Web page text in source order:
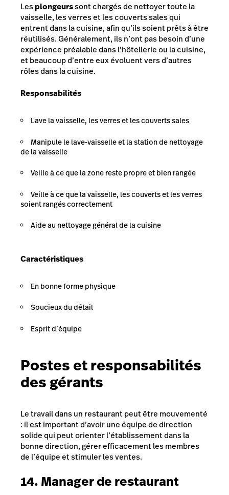
Lesplongeurssont chargés de nettoyer toute la
vaisselle, les verres et les couverts sales qui
entrent dans la cuisine, afin qu’ils soient prêts à être
réutilisés. Généralement, ils n’ont pas besoin d’une
expérience préalable dans l’hôtellerie ou la cuisine,
et beaucoup d’entre eux évoluent vers d’autres
rôles dans la cuisine.
Responsabilités
Lave la vaisselle, les verres et les couverts sales
Manipule le lave-vaisselle et la station de nettoyage
de la vaisselle
Veille à ce que la zone reste propre et bien rangée
Veille à ce que la vaisselle, les couverts et les verres
soient rangés correctement
Aide au nettoyage général de la cuisine
Caractéristiques
En bonne forme physique
Soucieux du détail
Esprit d’équipe
Postes et responsabilités
des gérants
Le travail dans un restaurant peut être mouvementé
: il est important d’avoir une équipe de direction
solide qui peut orienter l’établissement dans la
bonne direction, gérer efficacement les membres
de l’équipe et stimuler les ventes.
14. Manager de restaurant